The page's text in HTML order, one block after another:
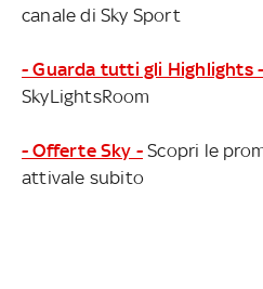
canale di Sky Sport
- Guarda tutti gli Highlights -
SkyLightsRoom
- Offerte Sky - Scopri le
attivale subito